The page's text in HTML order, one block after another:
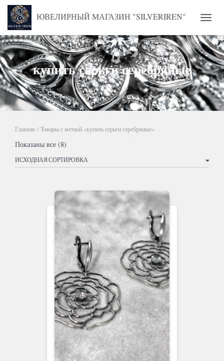
ЮВЕЛИРНЫЙ МАГАЗИН "SILVERIREN"
купить серьги серебряные
Главная / Товары с меткой «купить серьги серебряные»
Показаны все (8)